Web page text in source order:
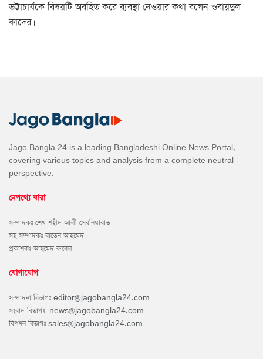
ভট্টাচার্যকে বিষয়টি অবহিত করে ব্যবস্থা নেওয়ার কথা বলেন ওবায়দুল
কাদের।
Jago Bangla 24 is a leading Bangladeshi Online News Portal,
covering various topics and analysis from a complete neutral
perspective.
নেপথ্যে যারা
সম্পাদকঃ শেখ শহীদ আলী সেরনিয়াবাত
সহ সম্পাদকঃ বাতেন আহমেদ
প্রকাশকঃ আহমেদ রুবেল
যোগাযোগ
সম্পাদনা বিভাগঃ editor@jagobangla24.com
সংবাদ বিভাগঃ news@jagobangla24.com
বিপণন বিভাগঃ sales@jagobangla24.com